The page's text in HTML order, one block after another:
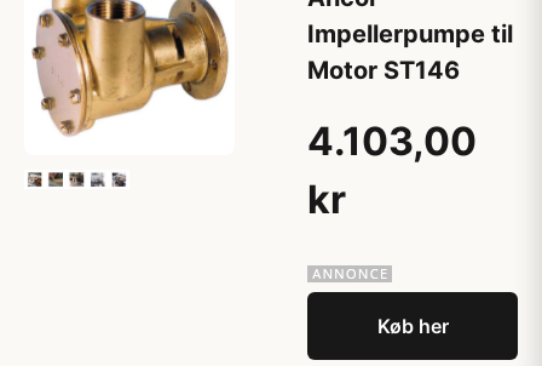
Impellerpumpe til
Motor ST146
4.103,00
kr
Køb her